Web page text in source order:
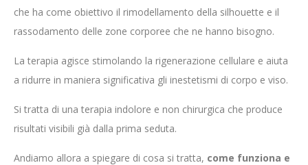
che ha come obiettivo il rimodellamento della silhouette e il
rassodamento delle zone corporee che ne hanno bisogno.
La terapia agisce stimolando la rigenerazione cellulare e aiuta
a ridurre in maniera significativa gli inestetismi di corpo e viso.
Si tratta di una terapia indolore e non chirurgica che produce
risultati visibili già dalla prima seduta.
Andiamo allora a spiegare di cosa si tratta, come funziona e